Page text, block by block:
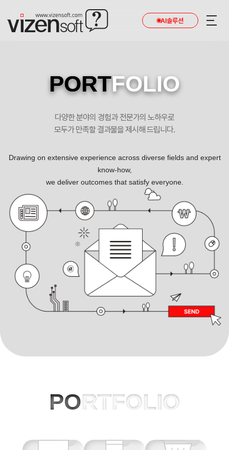
AI솔루션
해외 경매대행의 선두주자! 포트폴리오
PORTFOLIO
다양한 분야의 경험과 전문가의 노하우로
모두가 만족할 결과물을 제시해 드립니다.
Drawing on extensive experience across diverse fields and expert
know-how,
we deliver outcomes that satisfy everyone.
PORTFOLIO